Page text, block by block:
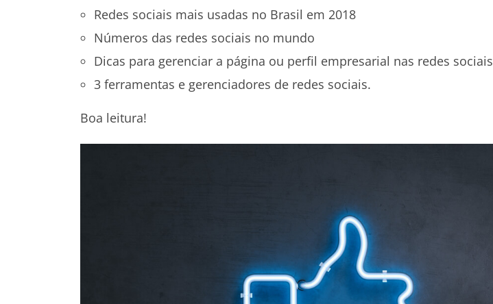
Redes sociais mais usadas no Brasil em 2018
Números das redes sociais no mundo
Dicas para gerenciar a página ou perfil empresarial nas redes sociais
3 ferramentas e gerenciadores de redes sociais.
Boa leitura!